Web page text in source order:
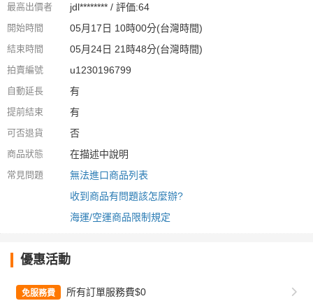
最高出價者 jdl******** / 評価:64
開始時間 05月17日 10時00分(台灣時間)
結束時間 05月24日 21時48分(台灣時間)
拍賣編號 u1230196799
自動延長 有
提前結束 有
可否退貨 否
商品狀態 在描述中說明
常見問題
無法進口商品列表
收到商品有問題該怎麼辦?
海運/空運商品限制規定
優惠活動
免服務費 所有訂單服務費$0